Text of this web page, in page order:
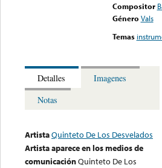
Compositor
Género Vals
Temas
Detalles
Imagenes
Notas
ArtistaQuinteto De Los Desvelados
Artista aparece en los medios de
comunicaciónQuinteto De Los